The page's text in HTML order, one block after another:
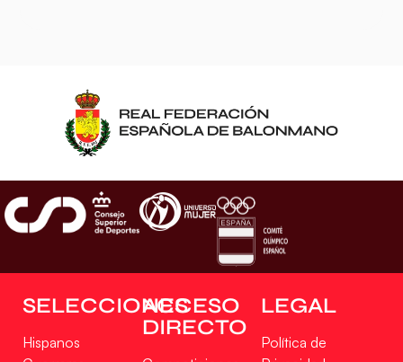
SELECCIONES
Hispanos
ACCESO
DIRECTO
LEGAL
Política de